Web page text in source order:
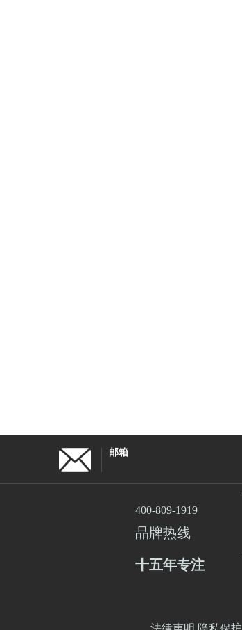
邮箱
400-809-1919
品牌热线
十五年专注